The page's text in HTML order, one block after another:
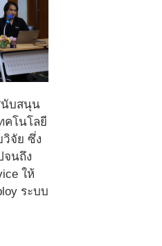
นับสนุน
คโนโลยี
จัย ซึ่ง
จนถึง
ให้
ระบบ